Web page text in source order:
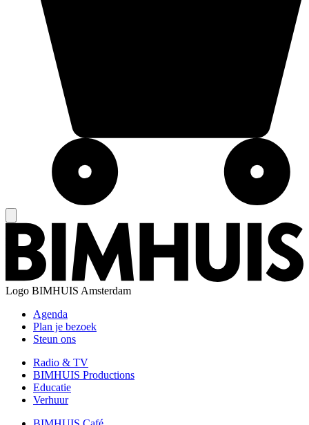
Logo BIMHUIS Amsterdam
Agenda
Plan je bezoek
Steun ons
Radio & TV
BIMHUIS Productions
Educatie
Verhuur